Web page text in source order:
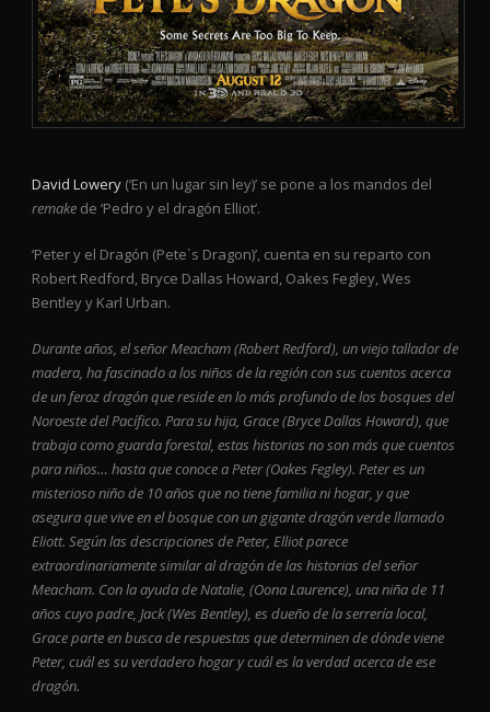
David Lowery (‘En un lugar sin ley)’ se pone a los mandos del
remake de ‘Pedro y el dragón Elliot’.
‘Peter y el Dragón (Pete`s Dragon)’, cuenta en su reparto con
Robert Redford, Bryce Dallas Howard, Oakes Fegley, Wes
Bentley y Karl Urban.
Durante años, el señor Meacham (Robert Redford), un viejo tallador de
madera, ha fascinado a los niños de la región con sus cuentos acerca
de un feroz dragón que reside en lo más profundo de los bosques del
Noroeste del Pacífico. Para su hija, Grace (Bryce Dallas Howard), que
trabaja como guarda forestal, estas historias no son más que cuentos
para niños… hasta que conoce a Peter (Oakes Fegley). Peter es un
misterioso niño de 10 años que no tiene familia ni hogar, y que
asegura que vive en el bosque con un gigante dragón verde llamado
Eliott. Según las descripciones de Peter, Elliot parece
extraordinariamente similar al dragón de las historias del señor
Meacham. Con la ayuda de Natalie, (Oona Laurence), una niña de 11
años cuyo padre, Jack (Wes Bentley), es dueño de la serrería local,
Grace parte en busca de respuestas que determinen de dónde viene
Peter, cuál es su verdadero hogar y cuál es la verdad acerca de ese
dragón.